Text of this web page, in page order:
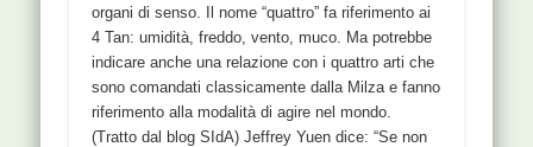
organi di senso. Il nome “quattro” fa riferimento ai
4 Tan: umidità, freddo, vento, muco. Ma potrebbe
indicare anche una relazione con i quattro arti che
sono comandati classicamente dalla Milza e fanno
riferimento alla modalità di agire nel mondo.
(Tratto dal blog SIdA) Jeffrey Yuen dice: “Se non